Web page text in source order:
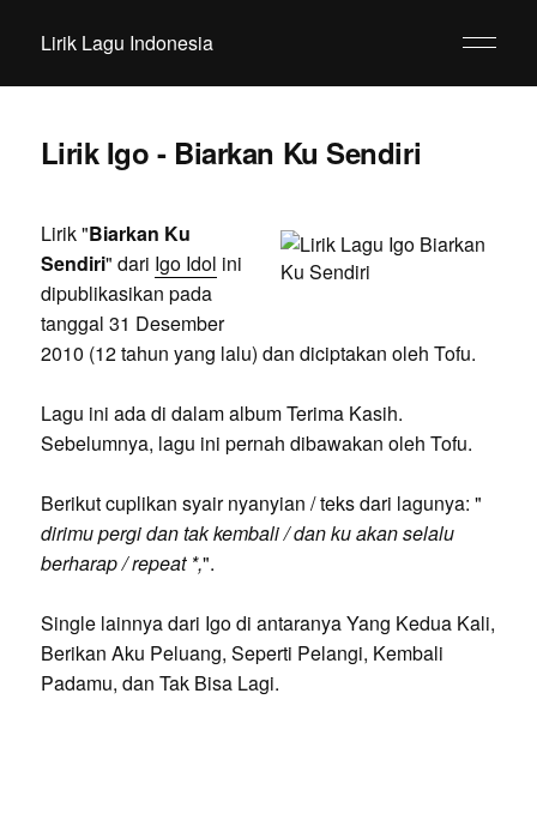
Lirik Lagu Indonesia
Lirik Igo - Biarkan Ku Sendiri
Lirik "Biarkan Ku
Sendiri" dari Igo Idol ini
dipublikasikan pada
tanggal 31 Desember
2010 (12 tahun yang lalu) dan diciptakan oleh Tofu.
Lagu ini ada di dalam album Terima Kasih.
Sebelumnya, lagu ini pernah dibawakan oleh Tofu.
Berikut cuplikan syair nyanyian / teks dari lagunya: "
dirimu pergi dan tak kembali / dan ku akan selalu
berharap / repeat *,".
Single lainnya dari Igo di antaranya Yang Kedua Kali,
Berikan Aku Peluang, Seperti Pelangi, Kembali
Padamu, dan Tak Bisa Lagi.